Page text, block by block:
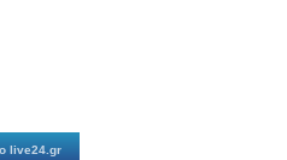
live24.gr